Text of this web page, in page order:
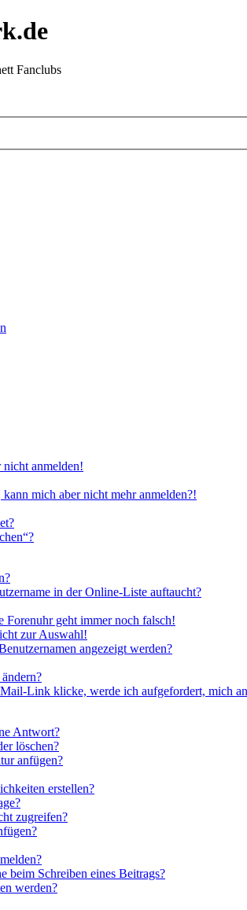
Fanclubs
anmelden!
mich aber nicht mehr anmelden?!
in der Online-Liste auftaucht?
Forenuhr geht immer noch falsch!
zur Auswahl!
angezeigt werden?
Link klicke, werde ich aufgefordert, mich
Antwort?
löschen?
anfügen?
erstellen?
zugreifen?
beim Schreiben eines Beitrags?
werden?